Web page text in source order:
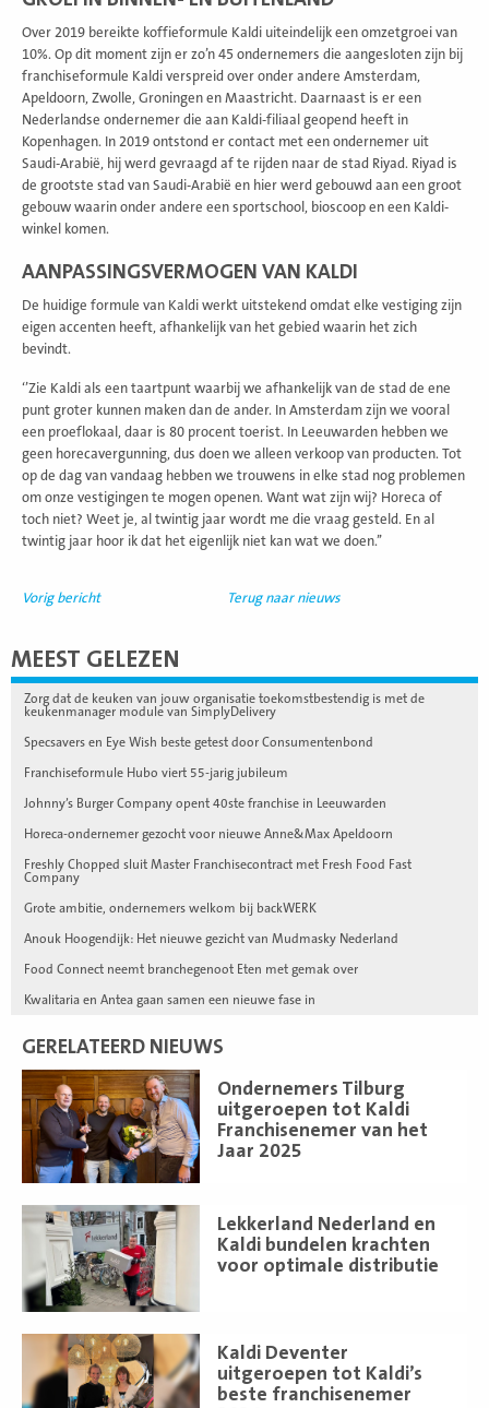
Over 2019 bereikte koffieformule Kaldi uiteindelijk een omzetgroei van
10%. Op dit moment zijn er zo’n 45 ondernemers die aangesloten zijn bij
franchiseformule Kaldi verspreid over onder andere Amsterdam,
Apeldoorn, Zwolle, Groningen en Maastricht. Daarnaast is er een
Nederlandse ondernemer die aan Kaldi-filiaal geopend heeft in
Kopenhagen. In 2019 ontstond er contact met een ondernemer uit
Saudi-Arabië, hij werd gevraagd af te rijden naar de stad Riyad. Riyad is
de grootste stad van Saudi-Arabië en hier werd gebouwd aan een groot
gebouw waarin onder andere een sportschool, bioscoop en een Kaldi-
winkel komen.
AANPASSINGSVERMOGEN VAN KALDI
De huidige formule van Kaldi werkt uitstekend omdat elke vestiging zijn
eigen accenten heeft, afhankelijk van het gebied waarin het zich
bevindt.
‘’Zie Kaldi als een taartpunt waarbij we afhankelijk van de stad de ene
punt groter kunnen maken dan de ander. In Amsterdam zijn we vooral
een proeflokaal, daar is 80 procent toerist. In Leeuwarden hebben we
geen horecavergunning, dus doen we alleen verkoop van producten. Tot
op de dag van vandaag hebben we trouwens in elke stad nog problemen
om onze vestigingen te mogen openen. Want wat zijn wij? Horeca of
toch niet? Weet je, al twintig jaar wordt me die vraag gesteld. En al
twintig jaar hoor ik dat het eigenlijk niet kan wat we doen.’’
Vorig bericht Terug naar nieuws
MEEST GELEZEN
Zorg dat de keuken van jouw organisatie toekomstbestendig is met de
keukenmanager module van SimplyDelivery
Specsavers en Eye Wish beste getest door Consumentenbond
Franchiseformule Hubo viert 55-jarig jubileum
Johnny’s Burger Company opent 40ste franchise in Leeuwarden
Horeca-ondernemer gezocht voor nieuwe Anne&Max Apeldoorn
Freshly Chopped sluit Master Franchisecontract met Fresh Food Fast
Company
Grote ambitie, ondernemers welkom bij backWERK
Anouk Hoogendijk: Het nieuwe gezicht van Mudmasky Nederland
Food Connect neemt branchegenoot Eten met gemak over
Kwalitaria en Antea gaan samen een nieuwe fase in
GERELATEERD NIEUWS
Ondernemers Tilburg
uitgeroepen tot Kaldi
Franchisenemer van het
Jaar 2025
Lees
meer
Lekkerland Nederland en
Kaldi bundelen krachten
voor optimale distributie
Lees
meer
Kaldi Deventer
uitgeroepen tot Kaldi’s
beste franchisenemer
meer